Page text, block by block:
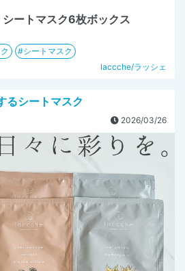
ートマスク6枚ボックス
シートマスク
laccche/ラッシェ
るシートマスク
2026/03/26